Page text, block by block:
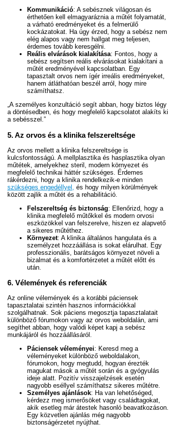
Kommunikáció: A sebésznek világosan és
érthetően kell elmagyaráznia a műtét folyamatát,
a várható eredményeket és a felmerülő
kockázatokat. Ha úgy érzed, hogy a sebész nem
elég alapos vagy nem hallgat meg teljesen,
érdemes tovább keresgélni.
Reális elvárások kialakítása: Fontos, hogy a
sebész segítsen reális elvárásokat kialakítani a
műtét eredményével kapcsolatban. Egy
tapasztalt orvos nem ígér irreális eredményeket,
hanem átláthatóan beszél arról, hogy mire
számíthatsz.
„A személyes konzultáció segít abban, hogy biztos légy
a döntésedben, és hogy megfelelő kapcsolatot alakíts ki
a sebésszel.”
5. Az orvos és a klinika felszereltsége
Az orvos mellett a klinika felszereltsége is
kulcsfontosságú. A mellplasztika és hasplasztika olyan
műtétek, amelyekhez steril, modern környezet és
megfelelő technikai háttér szükséges. Érdemes
rákérdezni, hogy a klinika rendelkezik-e minden
szükséges engedéllyel,
és hogy milyen körülmények
között zajlik a műtét és a rehabilitáció.
Felszereltség és biztonság: Ellenőrizd, hogy a
klinika megfelelő műtőkkel és modern orvosi
eszközökkel van felszerelve, hiszen ez alapvető
a sikeres műtéthez.
Környezet: A klinika általános hangulata és a
személyzet hozzáállása is sokat elárulhat. Egy
professzionális, barátságos környezet növeli a
bizalmat és a komfortérzetet a műtét előtt és
után.
6. Vélemények és referenciák
Az online vélemények és a korábbi páciensek
tapasztalatai szintén hasznos információkkal
szolgálhatnak. Sok páciens megosztja tapasztalatait
különböző fórumokon vagy az orvos weboldalán, ami
segíthet abban, hogy valódi képet kapj a sebész
munkájáról és hozzáállásáról.
Páciensek véleményei: Keresd meg a
véleményeket különböző weboldalakon,
fórumokon, hogy megtudd, hogyan érezték
magukat mások a műtét során és a gyógyulás
ideje alatt. Pozitív visszajelzések esetén
nagyobb eséllyel számíthatsz sikeres műtétre.
Személyes ajánlások: Ha van lehetőséged,
kérdezz meg ismerősöket vagy családtagokat,
akik esetleg már átestek hasonló beavatkozáson.
Egy közvetlen ajánlás még nagyobb
biztonságérzetet nyújthat.